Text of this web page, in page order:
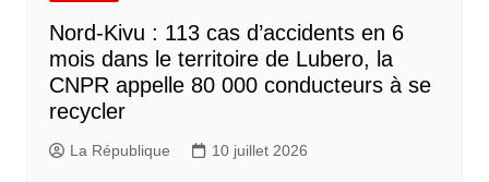
Nord-Kivu : 113 cas d’accidents en 6
mois dans le territoire de Lubero, la
CNPR appelle 80 000 conducteurs à se
recycler
La République 10 juillet 2026